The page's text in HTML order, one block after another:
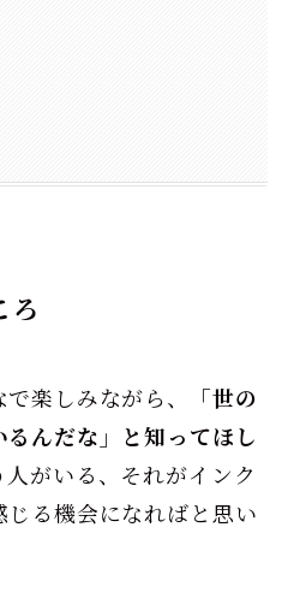
ろ
楽しみながら、
「世の
んだな」と知ってほし
がいる、それがインク
る機会になればと思い